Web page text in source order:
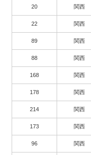
20 関西
22 関西
89 関西
88 関西
168 関西
178 関西
214 関西
173 関西
96 関西